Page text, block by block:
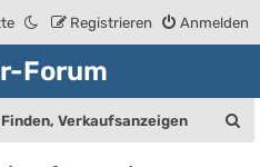
Anmelden
Registrieren
Forum
Verkaufsanzeigen